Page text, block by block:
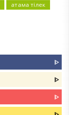
атама тілек
ᐈ
ᐈ
ᐈ